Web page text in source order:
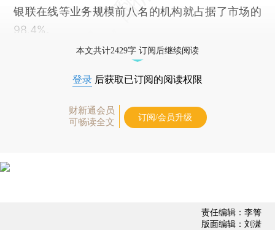
银联在线等业务规模前八名的机构就占据了市场的
98.4%。
本文共计2429字 订阅后继续阅读
登录 后获取已订阅的阅读权限
财新通会员
可畅读全文
订阅/会员升级
责任编辑：李箐
版面编辑：刘潇